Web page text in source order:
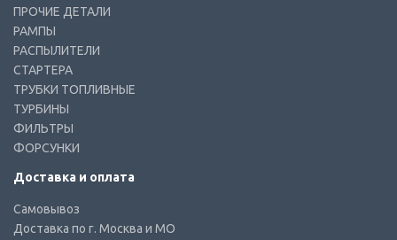
ПРОЧИЕ ДЕТАЛИ
РАМПЫ
РАСПЫЛИТЕЛИ
СТАРТЕРА
ТРУБКИ ТОПЛИВНЫЕ
ТУРБИНЫ
ФИЛЬТРЫ
ФОРСУНКИ
Доставка и оплата
Самовывоз
Доставка по г. Москва и МО